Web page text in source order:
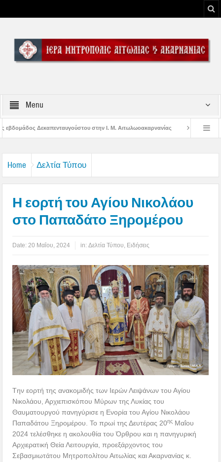
Menu
στην Ι. Μ. Αιτωλωοακαρνανίας Μήνυμα Σεβασμιωτάτου
Home Δελτία Τύπου
Η εορτή του Αγίου Νικολάου
στο Παπαδάτο Ξηρομέρου
Date: 20 Μαΐου, 2024 in:Δελτία Τύπου Ειδήσεις
Tην εορτή της ανακομιδής των Ιερών Λειψάνων του Αγίου
Νικολάου, Αρχιεπισκόπου Μύρων της Λυκίας του
Θαυματουργού πανηγύρισε η Ενορία του Αγίου Νικολάου
Παπαδάτου Ξηρομέρου. Το πρωί της Δευτέρας 20ης Μαΐου
2024 τελέσθηκε η ακολουθία του Όρθρου και η πανηγυρική
Αρχιερατική Θεία Λειτουργία, προεξάρχοντος του
Σεβασμιωτάτου Μητροπολίτου Αιτωλίας και Ακαρνανίας κ.